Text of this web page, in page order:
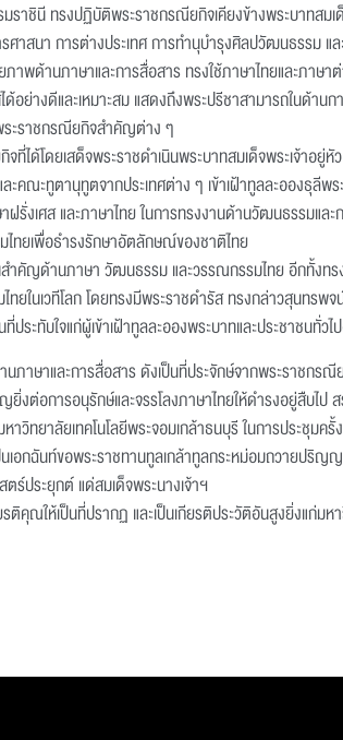
มราชินี ทรงปฏิบัติพระราชกรณียกิจเคียงข้างพระบาทสม
าสนา การต่างประเทศ การทำนุบำรุงศิลปวัฒนธรรม แ
าพด้านภาษาและการสื่อสาร ทรงใช้ภาษาไทยและภาษาต่
อย่างดีและเหมาะสม แสดงถึงพระปรีชาสามารถในด้าน
ระราชกรณียกิจสำคัญต่าง ๆ
ที่ได้โดยเสด็จพระราชดำเนินพระบาทสมเด็จพระเจ้าอยู่หั
คณะทูตานุทูตจากประเทศต่าง ๆ เข้าเฝ้าทูลละอองธุลีพ
รั่งเศส และภาษาไทย ในการทรงงานด้านวัฒนธรรมแล
ทยเพื่อธำรงรักษาอัตลักษณ์ของชาติไทย
สำคัญด้านภาษา วัฒนธรรม และวรรณกรรมไทย อีกทั้งท
ยในเวทีโลก โดยทรงมีพระราชดำรัส ทรงกล่าวสุนทรพจ
ประทับใจแก่ผู้เข้าเฝ้าทูลละอองพระบาทและประชาชนทั่วไ
ภาษาและการสื่อสาร ดังเป็นที่ประจักษ์จากพระราชกรณี
งต่อการอนุรักษ์และจรรโลงภาษาไทยให้ดำรงอยู่สืบไป
าวิทยาลัยเทคโนโลยีพระจอมเกล้าธนบุรี ในการประชุม
อกฉันท์ขอพระราชทานทูลเกล้าทูลกระหม่อมถวายป
ประยุกต์ แด่สมเด็จพระนางเจ้าฯ
ติคุณให้เป็นที่ปรากฏ และเป็นเกียรติประวัติอันสูงยิ่งแก่มห